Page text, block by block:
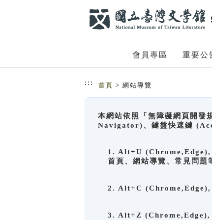
會員專區 重要公
::: 首頁 > 網站導覽
本網站依照「無障礙網頁開
Navigator)、鍵盤快速鍵
1. Alt+U (Chrome,Edge),
首頁、網站導覽、常見問題
2. Alt+C (Chrome,Edge),
3. Alt+Z (Chrome,Edge),